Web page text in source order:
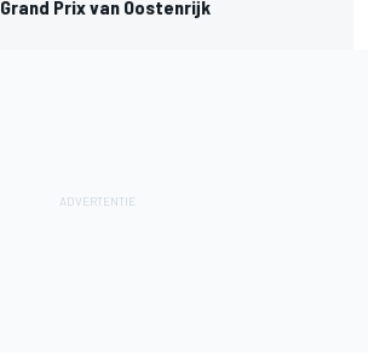
Grand Prix van Oostenrijk